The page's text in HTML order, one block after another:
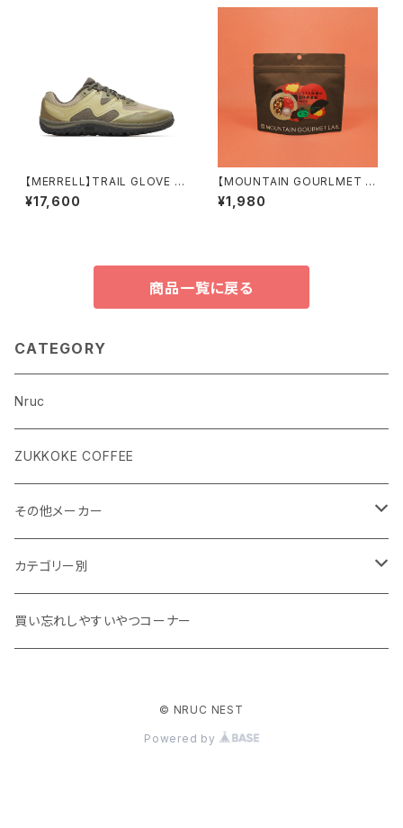
【MERRELL】TRAIL GLOVE 8
(men's)
¥17,600
【MOUNTAIN GOURLMET L
AB.】トマトと炸醤の合体麻婆
（厚揚げ入り）（27年4月）
¥1,980
商品一覧に戻る
CATEGORY
Nruc
ZUKKOKE COFFEE
その他メーカー
ACLIMA
atelierBluebottle
カテゴリー別
Unisex ウェア
買い忘れしやすいやつコーナー
© NRUC NEST
Powered by